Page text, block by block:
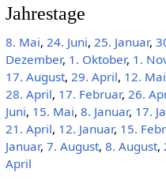
Jahrestage
8. Mai, 24. Juni, 25. Januar,
Dezember, 1. Oktober, 1.
17. August, 29. April, 12. Mai
28. April, 17. Februar, 26.
Juni, 15. Mai, 8. Januar, 17.
21. April, 12. Januar, 15.
Januar, 7. August, 8. August,
April